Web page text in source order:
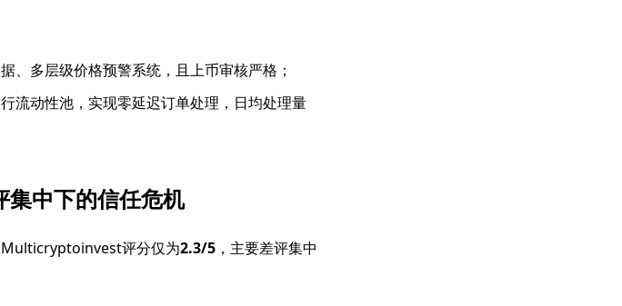
、多层级价格预警系统，且上币审核严格；
流动性池，实现零延迟订单处理，日均处理量
集中下的信任危机
评分仅为2.3/5，主要差评集中